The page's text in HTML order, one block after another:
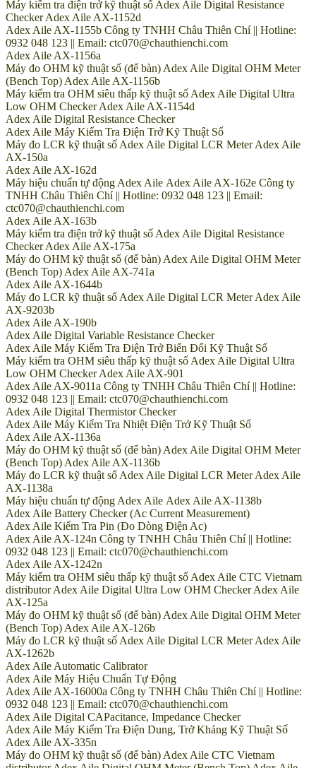
Máy kiểm tra điện trở kỹ thuật số Adex Aile Digital Resistance
Checker Adex Aile AX-1152d
Adex Aile AX-1155b Công ty TNHH Châu Thiên Chí || Hotline:
0932 048 123 || Email: ctc070@chauthienchi.com
Adex Aile AX-1156a
Máy đo OHM kỹ thuật số (để bàn) Adex Aile Digital OHM Meter
(Bench Top) Adex Aile AX-1156b
Máy kiểm tra OHM siêu thấp kỹ thuật số Adex Aile Digital Ultra
Low OHM Checker Adex Aile AX-1154d
Adex Aile Digital Resistance Checker
Adex Aile Máy Kiểm Tra Điện Trở Kỹ Thuật Số
Máy đo LCR kỹ thuật số Adex Aile Digital LCR Meter Adex Aile
AX-150a
Adex Aile AX-162d
Máy hiệu chuẩn tự động Adex Aile Adex Aile AX-162e Công ty
TNHH Châu Thiên Chí || Hotline: 0932 048 123 || Email:
ctc070@chauthienchi.com
Adex Aile AX-163b
Máy kiểm tra điện trở kỹ thuật số Adex Aile Digital Resistance
Checker Adex Aile AX-175a
Máy đo OHM kỹ thuật số (để bàn) Adex Aile Digital OHM Meter
(Bench Top) Adex Aile AX-741a
Adex Aile AX-1644b
Máy đo LCR kỹ thuật số Adex Aile Digital LCR Meter Adex Aile
AX-9203b
Adex Aile AX-190b
Adex Aile Digital Variable Resistance Checker
Adex Aile Máy Kiểm Tra Điện Trở Biến Đổi Kỹ Thuật Số
Máy kiểm tra OHM siêu thấp kỹ thuật số Adex Aile Digital Ultra
Low OHM Checker Adex Aile AX-901
Adex Aile AX-9011a Công ty TNHH Châu Thiên Chí || Hotline:
0932 048 123 || Email: ctc070@chauthienchi.com
Adex Aile Digital Thermistor Checker
Adex Aile Máy Kiểm Tra Nhiệt Điện Trở Kỹ Thuật Số
Adex Aile AX-1136a
Máy đo OHM kỹ thuật số (để bàn) Adex Aile Digital OHM Meter
(Bench Top) Adex Aile AX-1136b
Máy đo LCR kỹ thuật số Adex Aile Digital LCR Meter Adex Aile
AX-1138a
Máy hiệu chuẩn tự động Adex Aile Adex Aile AX-1138b
Adex Aile Battery Checker (Ac Current Measurement)
Adex Aile Kiểm Tra Pin (Đo Dòng Điện Ac)
Adex Aile AX-124n Công ty TNHH Châu Thiên Chí || Hotline:
0932 048 123 || Email: ctc070@chauthienchi.com
Adex Aile AX-1242n
Máy kiểm tra OHM siêu thấp kỹ thuật số Adex Aile CTC Vietnam
distributor Adex Aile Digital Ultra Low OHM Checker Adex Aile
AX-125a
Máy đo OHM kỹ thuật số (để bàn) Adex Aile Digital OHM Meter
(Bench Top) Adex Aile AX-126b
Máy đo LCR kỹ thuật số Adex Aile Digital LCR Meter Adex Aile
AX-1262b
Adex Aile Automatic Calibrator
Adex Aile Máy Hiệu Chuẩn Tự Động
Adex Aile AX-16000a Công ty TNHH Châu Thiên Chí || Hotline:
0932 048 123 || Email: ctc070@chauthienchi.com
Adex Aile Digital CAPacitance, Impedance Checker
Adex Aile Máy Kiểm Tra Điện Dung, Trở Kháng Kỹ Thuật Số
Adex Aile AX-335n
Máy đo OHM kỹ thuật số (để bàn) Adex Aile CTC Vietnam